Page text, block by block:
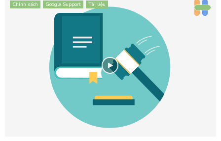
Chính sách Google Support Tài liệu